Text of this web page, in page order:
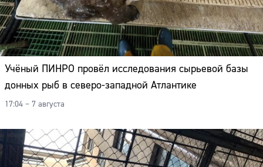
Учёный ПИНРО провёл исследования сырьевой базы
донных рыб в северо-западной Атлантике
17:04 – 7 августа